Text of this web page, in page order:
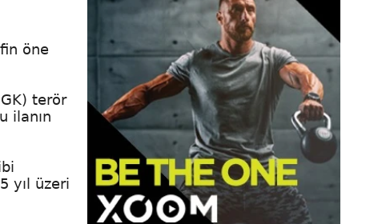
öne
terör
ilanın
yıl üzeri